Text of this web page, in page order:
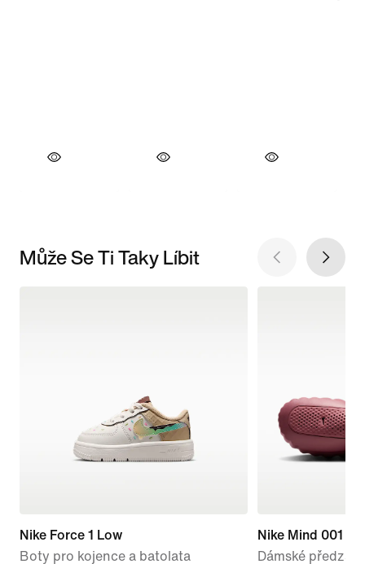
Může Se Ti Taky Líbit
Nike Force 1 Low
Boty pro kojence a batolata
Nike Mind 001
Dámské